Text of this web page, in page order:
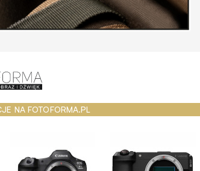
NA FOTOFORMA.PL